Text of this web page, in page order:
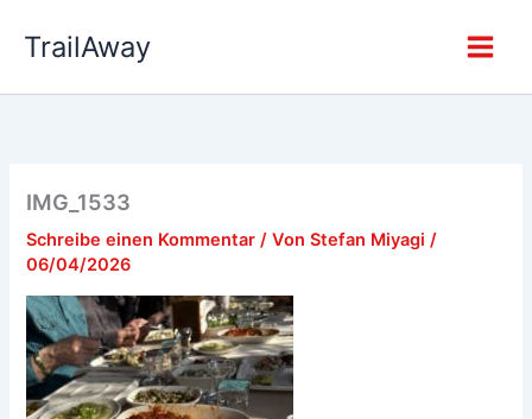
InhaltTrailAway
IMG_1533
Schreibe einen Kommentar / VonStefan Miyagi/
06/04/2026